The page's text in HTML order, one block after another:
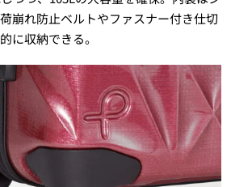
崩れ防止ベルトやファスナー付き仕切
に収納できる。